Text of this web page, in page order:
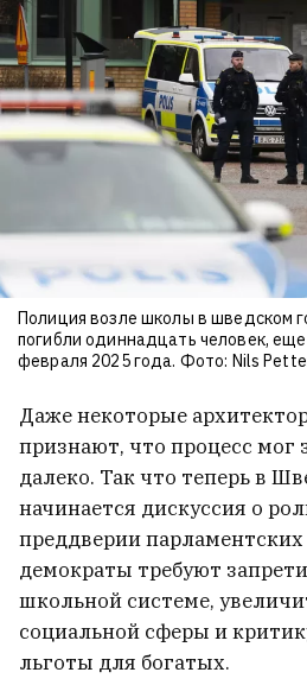
Полиция возле школы в шведском
погибли одиннадцать человек,
февраля 2025 года. Фото: Nils
Даже некоторые
признают, что процесс мог
далеко. Так что теперь в
начинается дискуссия о
преддверии
демократы требуют
школьной системе,
социальной сферы и
льготы для богатых.